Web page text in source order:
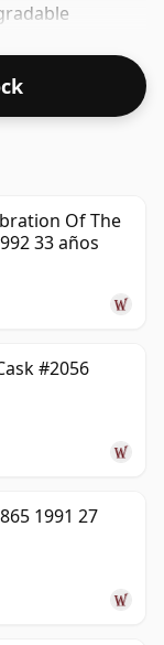
una botella
Of The
33 años
#2056
1991 27